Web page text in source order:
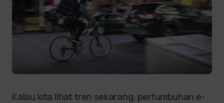
Kalau kita lihat tren sekarang, pertumbuhan e-